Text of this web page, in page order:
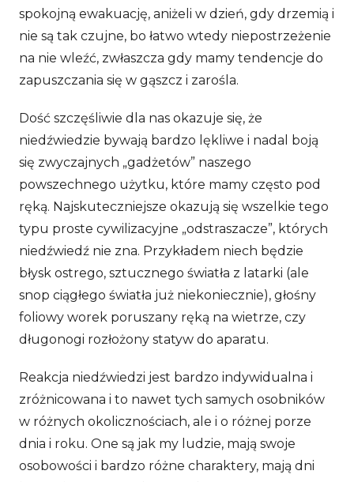
spokojną ewakuację, aniżeli w dzień, gdy drzemią i
nie są tak czujne, bo łatwo wtedy niepostrzeżenie
na nie wleźć, zwłaszcza gdy mamy tendencje do
zapuszczania się w gąszcz i zarośla.
Dość szczęśliwie dla nas okazuje się, że
niedźwiedzie bywają bardzo lękliwe i nadal boją
się zwyczajnych „gadżetów” naszego
powszechnego użytku, które mamy często pod
ręką. Najskuteczniejsze okazują się wszelkie tego
typu proste cywilizacyjne „odstraszacze”, których
niedźwiedź nie zna. Przykładem niech będzie
błysk ostrego, sztucznego światła z latarki (ale
snop ciągłego światła już niekoniecznie), głośny
foliowy worek poruszany ręką na wietrze, czy
długonogi rozłożony statyw do aparatu.
Reakcja niedźwiedzi jest bardzo indywidualna i
zróżnicowana i to nawet tych samych osobników
w różnych okolicznościach, ale i o różnej porze
dnia i roku. One są jak my ludzie, mają swoje
osobowości i bardzo różne charaktery, mają dni